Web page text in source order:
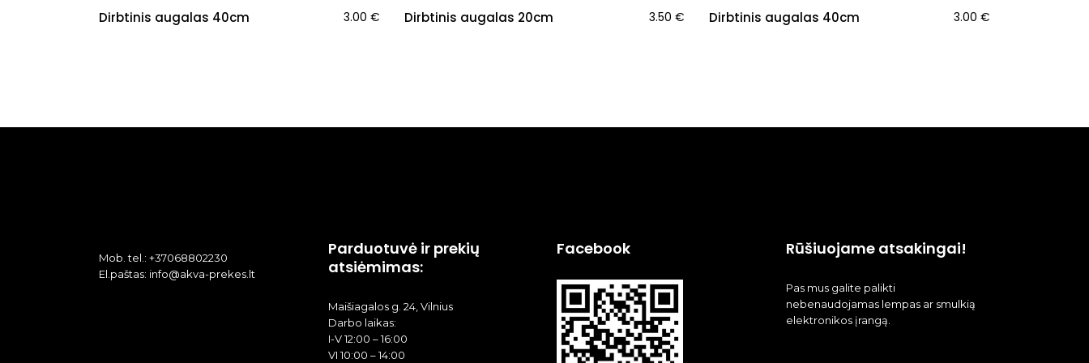
Dirbtinis augalas 40cm 3.00 € Dirbtinis augalas 20cm 3.50€ Dirbtinis augalas 40cm 3.00 €
Mob. tel.: +37068802230
El.paštas: info@akva-prekes.lt
Parduotuvė ir prekių
atsiėmimas:
Maišiagalos g. 24, Vilnius
Darbo laikas:
I-V 12:00 – 16:00
VI 10:00 – 14:00
Facebook Rūšiuojame atsakingai!
Pas mus galite palikti
nebenaudojamas lempas ar smulkią
elektronikos įrangą.